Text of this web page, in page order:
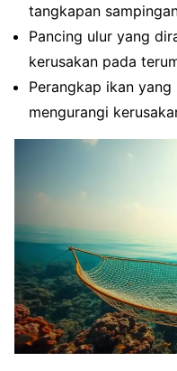
tangkapan
Pancing ulur yang
kerusakan pada
Perangkap ikan
mengurangi